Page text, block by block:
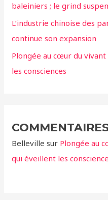
:
baleiniers ; le grind
L’industrie chinoise des
continue son expansion
Plongée au cœur du
les consciences
Belleville sur Plongée au
qui éveillent les